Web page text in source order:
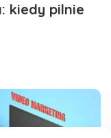
kiedy pilnie